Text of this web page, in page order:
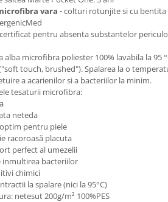
si dormitor
vara -colturi rotunjite si cu bentita
pentru absenta substantelor
alba microfibra poliester 100% lavabila la 95
touch, brushed"). Spalarea la o
a acarienilor si a bacteriilor la minim.
tesaturii microfibra:
neteda
pentru piele
racoroasă placuta
perfect al umezelii
inmultirea bacteriilor
chimici
la spalare (nici la 95°C)
netesut 200g/m² 100%PES